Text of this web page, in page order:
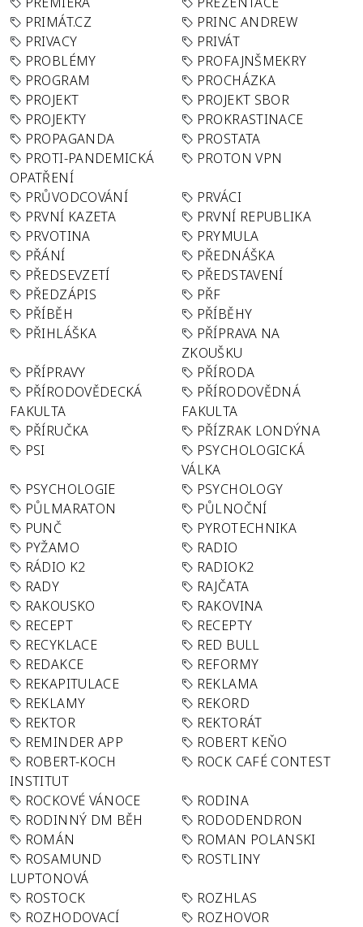
PRIMÁT.CZ
PRINC ANDREW
PRIVACY
PRIVÁT
PROBLÉMY
PROFAJNŠMEKRY
PROGRAM
PROCHÁZKA
PROJEKT
PROJEKT SBOR
PROJEKTY
PROKRASTINACE
PROPAGANDA
PROSTATA
PROTI-PANDEMICKÁ
OPATŘENÍ
PROTON VPN
PRŮVODCOVÁNÍ
PRVÁCI
PRVNÍ KAZETA
PRVNÍ REPUBLIKA
PRVOTINA
PRYMULA
PŘÁNÍ
PŘEDNÁŠKA
PŘEDSEVZETÍ
PŘEDSTAVENÍ
PŘEDZÁPIS
PŘF
PŘÍBĚH
PŘÍBĚHY
PŘIHLÁŠKA
PŘÍPRAVA NA
ZKOUŠKU
PŘÍPRAVY
PŘÍRODA
PŘÍRODOVĚDECKÁ
FAKULTA
PŘÍRODOVĚDNÁ
FAKULTA
PŘÍRUČKA
PŘÍZRAK LONDÝNA
PSI
PSYCHOLOGICKÁ
VÁLKA
PSYCHOLOGIE
PSYCHOLOGY
PŮLMARATON
PŮLNOČNÍ
PUNČ
PYROTECHNIKA
PYŽAMO
RADIO
RÁDIO K2
RADIOK2
RADY
RAJČATA
RAKOUSKO
RAKOVINA
RECEPT
RECEPTY
RECYKLACE
RED BULL
REDAKCE
REFORMY
REKAPITULACE
REKLAMA
REKLAMY
REKORD
REKTOR
REKTORÁT
REMINDER APP
ROBERT KEŇO
ROBERT-KOCH
INSTITUT
ROCK CAFÉ CONTEST
ROCKOVÉ VÁNOCE
RODINA
RODINNÝ DM BĚH
RODODENDRON
ROMÁN
ROMAN POLANSKI
ROSAMUND
LUPTONOVÁ
ROSTLINY
ROSTOCK
ROZHLAS
ROZHODOVACÍ
ROZHOVOR